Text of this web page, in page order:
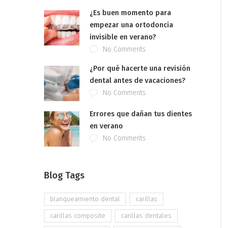
¿Es buen momento para
empezar una ortodoncia
invisible en verano?
No Comments
¿Por qué hacerte una revisión
dental antes de vacaciones?
No Comments
Errores que dañan tus dientes
en verano
No Comments
Blog Tags
blanqueamiento dental carillas
carillas composite carillas dentales